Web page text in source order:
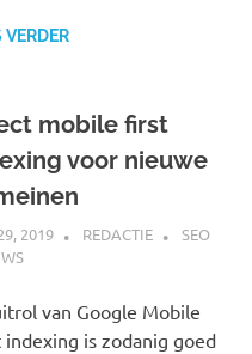
VERDER
mobile first
voor nieuwe
2019 REDACTIE
SEO
van Google Mobile
indexing is zodanig goed